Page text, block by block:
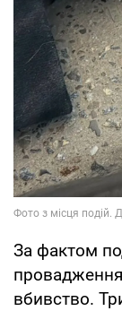
За фактом
вбивство.